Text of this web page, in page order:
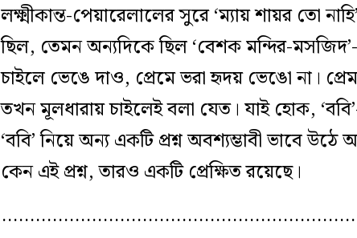
লক্ষ্মীকান্ত-পেয়ারেলালের সুরে ‘ম‍্যায় শায়র তো
ছিল, তেমন অন‍্যদিকে ছিল ‘বেশক মন্দির-
চাইলে ভেঙে দাও, প্রেমে ভরা হৃদয় ভেঙো না।
তখন মূলধারায় চাইলেই বলা যেত। যাই হোক,
‘ববি’ নিয়ে অন‍্য একটি প্রশ্ন অবশ‍্যম্ভাবী ভাবে
কেন এই প্রশ্ন, তারও একটি প্রেক্ষিত রয়েছে।